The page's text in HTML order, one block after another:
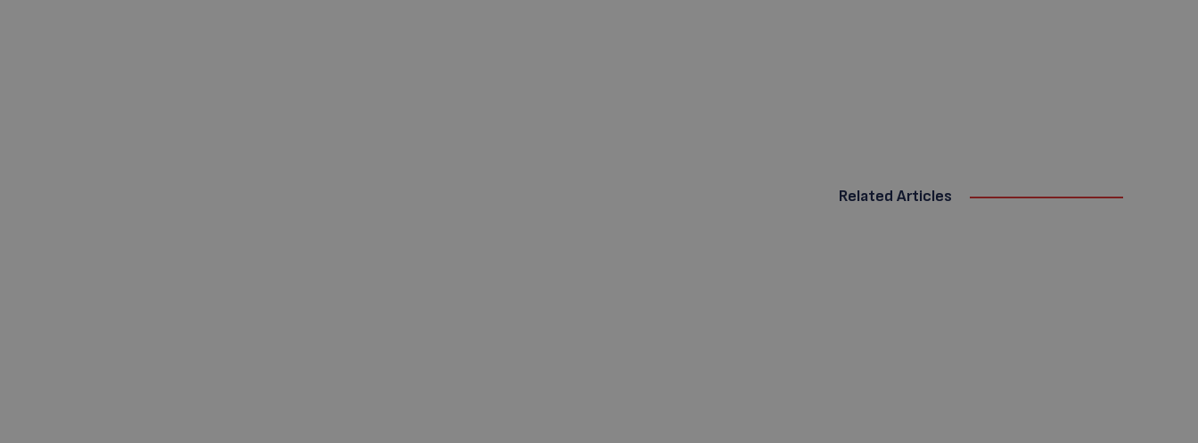
Related Articles